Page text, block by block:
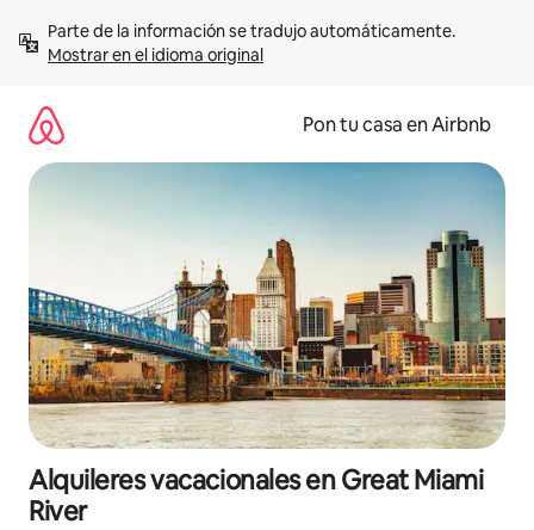
contenidoMostrar en el idioma original
Pon tu casa en Airbnb
Alquileres vacacionales en Great Miami
River